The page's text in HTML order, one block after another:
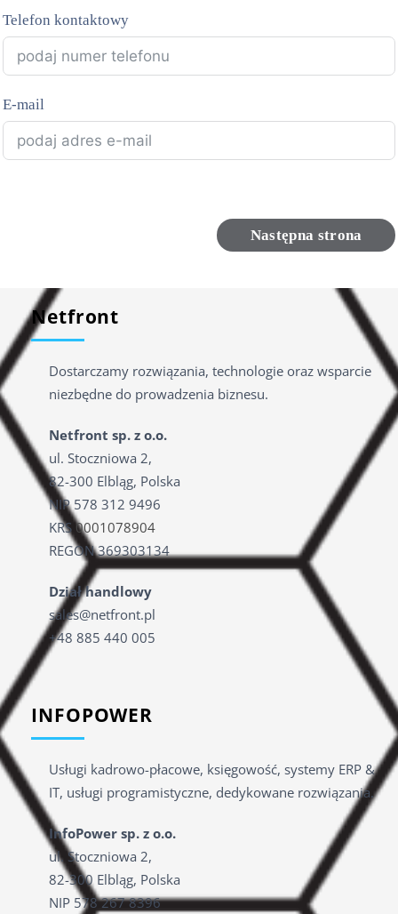
Telefon kontaktowy
E-mail
Następna strona
Netfront
Dostarczamy rozwiązania, technologie oraz wsparcie
niezbędne do prowadzenia biznesu.
Netfront sp. z o.o.
ul. Stoczniowa 2,
82-300 Elbląg, Polska
NIP 578 312 9496
KRS0001078904
REGON 369303134
Dział handlowy
sales@netfront.pl
+48 885 440 005
INFOPOWER
Usługi kadrowo-płacowe, księgowość, systemy ERP &
IT, usługi programistyczne, dedykowane rozwiązania.
InfoPower sp. z o.o.
ul. Stoczniowa 2,
82-300 Elbląg, Polska
NIP 578 267 8396